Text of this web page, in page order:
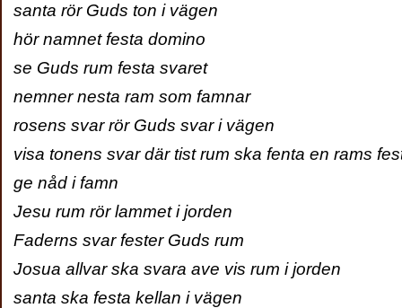
santa rör Guds ton i vägen
hör namnet festa domino
se Guds rum festa svaret
nemner nesta ram som famnar
rosens svar rör Guds svar i vägen
visa tonens svar där tist rum ska fenta en rams
ge nåd i famn
Jesu rum rör lammet i jorden
Faderns svar fester Guds rum
Josua allvar ska svara ave vis rum i jorden
santa ska festa kellan i vägen